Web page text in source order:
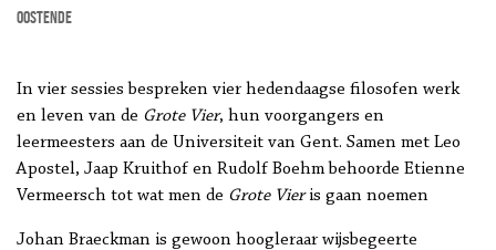
Oostende
In vier sessies bespreken vier hedendaagse filosofen werk
en leven van de Grote Vier, hun voorgangers en
leermeesters aan de Universiteit van Gent. Samen met Leo
Apostel, Jaap Kruithof en Rudolf Boehm behoorde Etienne
Vermeersch tot wat men de Grote Vieris gaan noemen
Johan Braeckman is gewoon hoogleraar wijsbegeerte